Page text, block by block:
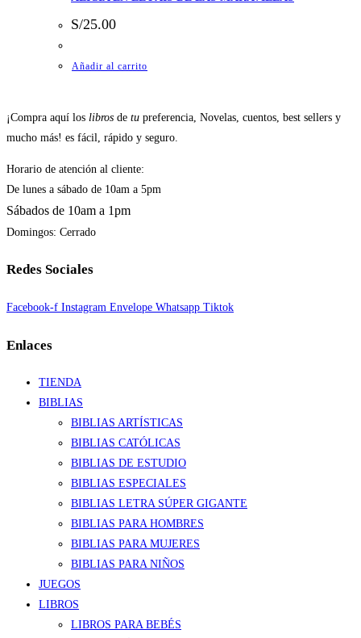
S/25.00
Añadir al carrito
¡Compra aquí los libros de tu preferencia, Novelas, cuentos, best sellers y
mucho más! es fácil, rápido y seguro.
Horario de atención al cliente:
De lunes a sábado de 10am a 5pm
Sábados de 10am a 1pm
Domingos: Cerrado
Redes Sociales
Facebook-f Instagram Envelope Whatsapp Tiktok
Enlaces
TIENDA
BIBLIAS
BIBLIAS ARTÍSTICAS
BIBLIAS CATÓLICAS
BIBLIAS DE ESTUDIO
BIBLIAS ESPECIALES
BIBLIAS LETRA SÚPER GIGANTE
BIBLIAS PARA HOMBRES
BIBLIAS PARA MUJERES
BIBLIAS PARA NIÑOS
JUEGOS
LIBROS
LIBROS PARA BEBÉS